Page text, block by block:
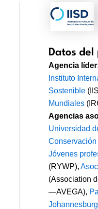
Datos
Agencia
Instituto
Sostenible
Mundiales
Agencias
Universidad
Jóvenes
(RYWP),
(Association
—AVEGA),